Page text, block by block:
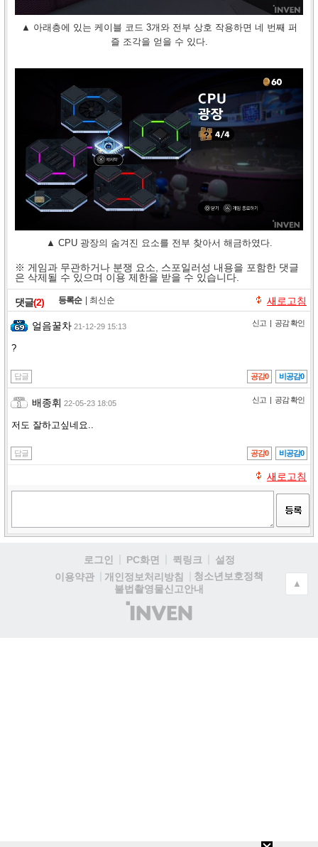
▲ 아래층에 있는 케이블 코드 3개와 전부 상호 작용하면 네 번째 퍼
즐 조각을 얻을 수 있다.
▲ CPU 광장의 숨겨진 요소를 전부 찾아서 해금하였다.
※ 게임과 무관하거나 분쟁 요소, 스포일러성 내용을 포함한 댓글
은 삭제될 수 있으며 이용 제한을 받을 수 있습니다.
댓글(2) 등록순 최신순 새로고침
얼음꿀차 21-12-29 15:13 신고 | 공감 확인
?
답글 비공감0
공감0
배종휘 22-05-23 18:05 신고 | 공감 확인
저도 잘하고싶네요..
답글 비공감0
공감0
새로고침
로그인 PC화면 퀵링크
설정
이용약관
개인정보처리방침
청소년보호정책
불법촬영물신고안내
(주)
인
▲